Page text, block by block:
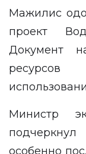
Мажилис
проект
Документ
Министр
особенно